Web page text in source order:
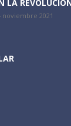
LA
noviembre 2021